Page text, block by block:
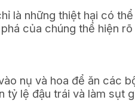
là những thiệt hại có
của chúng thể hiện
nụ và hoa để ăn các
tỷ lệ đậu trái và làm sụt